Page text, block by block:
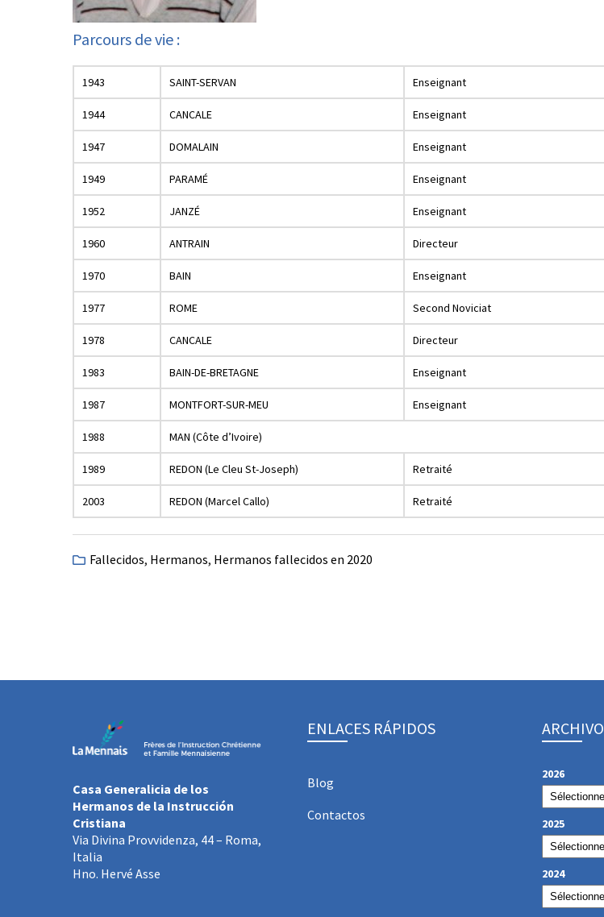
Parcours de vie :
1943 SAINT-SERVAN Enseignant
1944 CANCALE Enseignant
1947 DOMALAIN Enseignant
1949 PARAMÉ Enseignant
1952 JANZÉ Enseignant
1960 ANTRAIN Directeur
1970 BAIN Enseignant
1977 ROME Second Noviciat
1978 CANCALE Directeur
1983 BAIN-DE-BRETAGNE Enseignant
1987 MONTFORT-SUR-MEU Enseignant
1988 MAN (Côte d’Ivoire)
1989 REDON (Le Cleu St-Joseph) Retraité
2003 REDON (Marcel Callo) Retraité
Fallecidos, Hermanos, Hermanos fallecidos en 2020
Casa Generalicia de los
Hermanos de la Instrucción
Cristiana
Via Divina Provvidenza, 44 – Roma,
Italia
Hno. Hervé Asse
ENLACES RÁPIDOS
Blog
Contactos
ARCHIVO
2026
2025
2024